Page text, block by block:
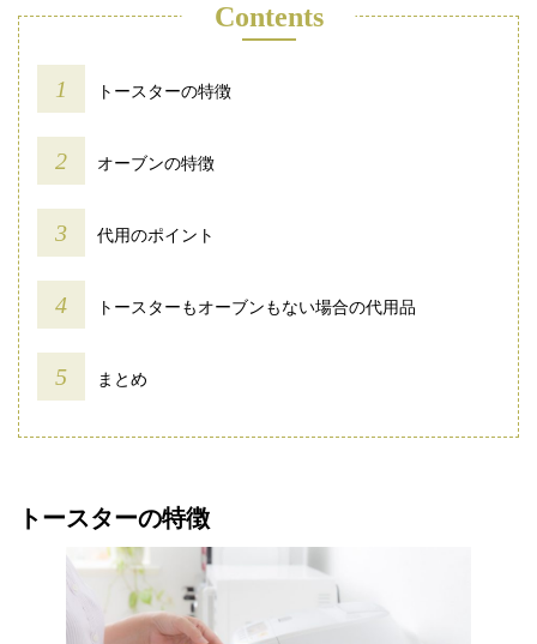
Contents
トースターの特徴
オーブンの特徴
代用のポイント
トースターもオーブンもない場合の代用品
まとめ
トースターの特徴